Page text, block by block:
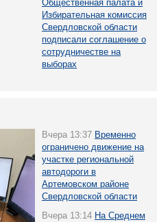
Общественная палата и
Избирательная комиссия
Свердловской области
подписали соглашение о
сотрудничестве на
выборах
Вчера 13:37 Временно
ограничено движение на
участке региональной
автодороги в
Артемовском районе
Свердловской области
Вчера 13:14 На Среднем